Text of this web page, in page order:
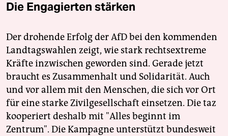
Die Engagierten stärken
Der drohende Erfolg der AfD bei den kommenden
Landtagswahlen zeigt, wie stark rechtsextreme
Kräfte inzwischen geworden sind. Gerade jetzt
braucht es Zusammenhalt und Solidarität. Auch
und vor allem mit den Menschen, die sich vor Ort
für eine starke Zivilgesellschaft einsetzen. Die taz
kooperiert deshalb mit "Alles beginnt im
Zentrum". Die Kampagne unterstützt bundesweit